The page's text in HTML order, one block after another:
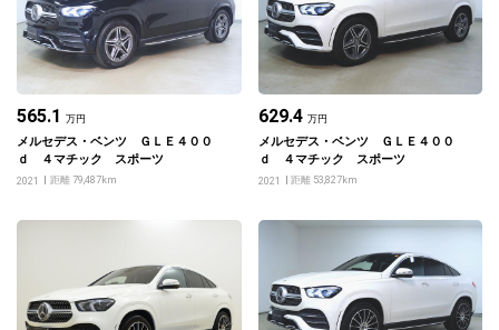
565.1 万円
メルセデス・ベンツ ＧＬＥ４００
ｄ ４マチック スポーツ
2021 距離 79,487km
629.4 万円
メルセデス・ベンツ ＧＬＥ４００
ｄ ４マチック スポーツ
2021 距離 53,827km